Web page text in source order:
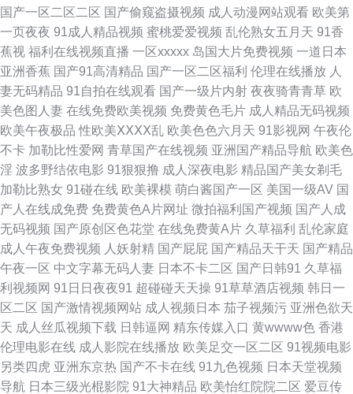
精品 91素人草草影院 激情A片 欧美一本道无码 91岛国大片 91蝌蚪论坛老婆
国产91av你懂的 伊人黄站 91看片免费观看成人版 九一亚瑟视频 日韩成人日
国产在啪在线观看 午夜社区精品视频 91蜜桃破解版 精品老司机999 婷婷在
线亚洲国产视频 av狠狠干 精品欧美内射 色色伦图 中文字幕va影音先锋 91视
频在线播 久久亚洲熟妇中文字幕 先锋av东京热 91日本丝袜 国产精品成 性感
国产福利写真 青青草福利资源导航 新91视频福利 超碰在91日日日 九色入口
日韩成人一区 伊人大香蕉婷婷 91破解版免费官网入口 狼人人av在线 影音先
国产一区二区二区 国产偷窥盗摄视频 成人动漫网站观看 欧美第
一页夜夜 91成人精品视频 蜜桃爱爱视频 乱伦熟女五月天 91香
蕉视 福利在线视频直播 一区xxxxx 岛国大片免费视频 一道日本
亚洲香蕉 国产91高清精品 国产一区二区福利 伦理在线播放 人
妻无码精品 91自拍在线观看 国产一级片内射 夜夜骑青青草 欧
美色图人妻 在线免费欧美视频 免费黄色毛片 成人精品无码视频
欧美午夜极品 性欧美ⅩⅩⅩⅩ乱 欧美色色六月天 91影视网 午夜伦
不卡 加勒比性爱网 青草国产在线视频 亚洲国产精品导航 欧美色
淫 波多野结依电影 91狠狠撸 成人深夜电影 精品国产美女剃毛
加勒比熟女 91碰在线 欧美裸模 萌白酱国产一区 美国一级AV 国
产人在线成免费 免费黄色A片网址 微拍福利国产视频 国产人成
无码视频 国产原创区色花堂 在线免费黄A片 久草福利 乱伦家庭
成人午夜免费视频 人妖射精 国产屁屁 国产精品天干天 国产精品
午夜一区 中文字幕无码人妻 日本不卡二区 国产日韩91 久草福
利视频网 91日日夜夜91 超碰碰天天操 91草草酒店视频 韩日一
区二区 国产激情视频网站 成人视频日本 茄子视频污 亚洲色欲天
天 成人丝瓜视频下载 日韩逼网 精东传媒入口 黄wwww色 香港
伦理电影在线 成人影院在线播放 欧美足交一区二区 91视频电影
另类四虎 亚洲东京热 国产不卡在线 91九色视频 日本天堂视频
导航 日本三级光棍影院 91大神精品 欧美怡红院院二区 爱豆传